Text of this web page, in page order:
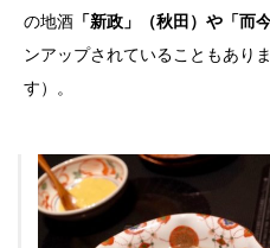
の地酒 「新政」（秋田）や「而
ンアップされていることもあり
す）。